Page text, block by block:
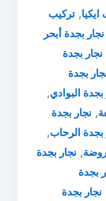
,تركيب
نجار بجدة أبحر
نجار بجدة
بجدة
بجدة البوادي,
, نجار بجدة
بجدة الرحاب,
, نجار بجدة
بجدة
نجار بجدة